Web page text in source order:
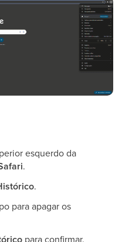
esquerdo da
.
.
para apagar os
para confirmar.